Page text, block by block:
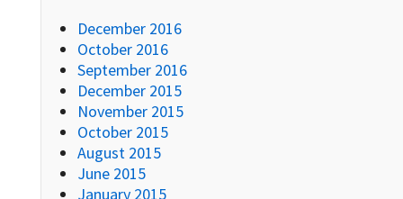
December 2016
October 2016
September 2016
December 2015
November 2015
October 2015
August 2015
June 2015
January 2015